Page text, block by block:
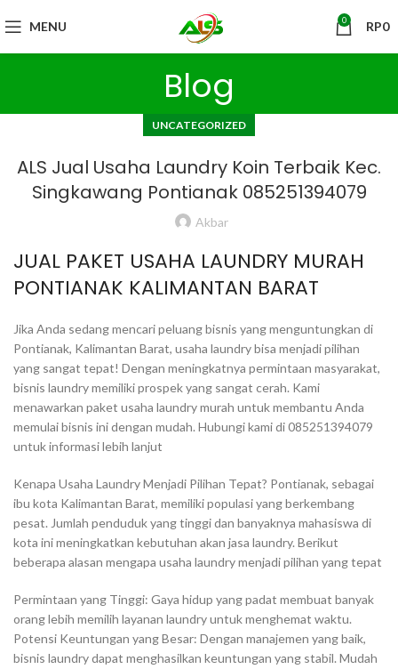
MENU 0 RP0
Blog
UNCATEGORIZED
ALS Jual Usaha Laundry Koin Terbaik Kec.
Singkawang Pontianak 085251394079
Akbar
JUAL PAKET USAHA LAUNDRY MURAH
PONTIANAK KALIMANTAN BARAT
Jika Anda sedang mencari peluang bisnis yang menguntungkan di
Pontianak, Kalimantan Barat, usaha laundry bisa menjadi pilihan
yang sangat tepat! Dengan meningkatnya permintaan masyarakat,
bisnis laundry memiliki prospek yang sangat cerah. Kami
menawarkan paket usaha laundry murah untuk membantu Anda
memulai bisnis ini dengan mudah. Hubungi kami di 085251394079
untuk informasi lebih lanjut
Kenapa Usaha Laundry Menjadi Pilihan Tepat? Pontianak, sebagai
ibu kota Kalimantan Barat, memiliki populasi yang berkembang
pesat. Jumlah penduduk yang tinggi dan banyaknya mahasiswa di
kota ini meningkatkan kebutuhan akan jasa laundry. Berikut
beberapa alasan mengapa usaha laundry menjadi pilihan yang tepat
Permintaan yang Tinggi: Gaya hidup yang padat membuat banyak
orang lebih memilih layanan laundry untuk menghemat waktu.
Potensi Keuntungan yang Besar: Dengan manajemen yang baik,
bisnis laundry dapat menghasilkan keuntungan yang stabil. Mudah